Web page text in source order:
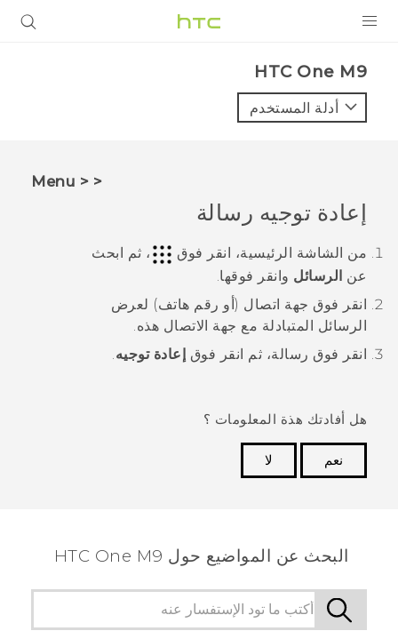
VIVE
VIVERSE
البرامج + التطبيقات
الدعم
أجهزة HTC والملحقات
HTC One M9‎
أدلة المستخدم
< < Menu
إعادة توجيه رسالة
من الشاشة الرئيسية، انقر فوق
، ثم ابحث
عن الرسائل وانقر فوقها.
انقر فوق جهة اتصال (أو رقم هاتف) لعرض
الرسائل المتبادلة مع جهة الاتصال هذه.
انقر فوق رسالة، ثم انقر فوق إعادة توجيه
هل أفادتك هذة المعلومات ؟
نعم
لا
البحث عن المواضيع حول HTC One M9